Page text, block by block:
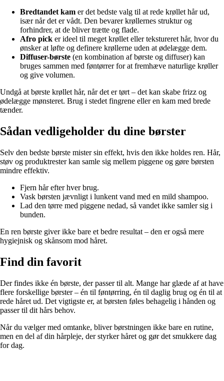
Bredtandet kam er det bedste valg til at rede krøllet hår ud,
især når det er vådt. Den bevarer krøllernes struktur og
forhindrer, at de bliver trætte og flade.
Afro pick er ideel til meget krøllet eller tekstureret hår, hvor du
ønsker at løfte og definere krøllerne uden at ødelægge dem.
Diffuser-børste (en kombination af børste og diffuser) kan
bruges sammen med føntørrer for at fremhæve naturlige krøller
og give volumen.
Undgå at børste krøllet hår, når det er tørt – det kan skabe frizz og
ødelægge mønsteret. Brug i stedet fingrene eller en kam med brede
tænder.
Sådan vedligeholder du dine børster
Selv den bedste børste mister sin effekt, hvis den ikke holdes ren. Hår,
støv og produktrester kan samle sig mellem piggene og gøre børsten
mindre effektiv.
Fjern hår efter hver brug.
Vask børsten jævnligt i lunkent vand med en mild shampoo.
Lad den tørre med piggene nedad, så vandet ikke samler sig i
bunden.
En ren børste giver ikke bare et bedre resultat – den er også mere
hygiejnisk og skånsom mod håret.
Find din favorit
Der findes ikke én børste, der passer til alt. Mange har glæde af at have
flere forskellige børster – én til føntørring, én til daglig brug og én til at
rede håret ud. Det vigtigste er, at børsten føles behagelig i hånden og
passer til dit hårs behov.
Når du vælger med omtanke, bliver børstningen ikke bare en rutine,
men en del af din hårpleje, der styrker håret og gør det smukkere dag
for dag.